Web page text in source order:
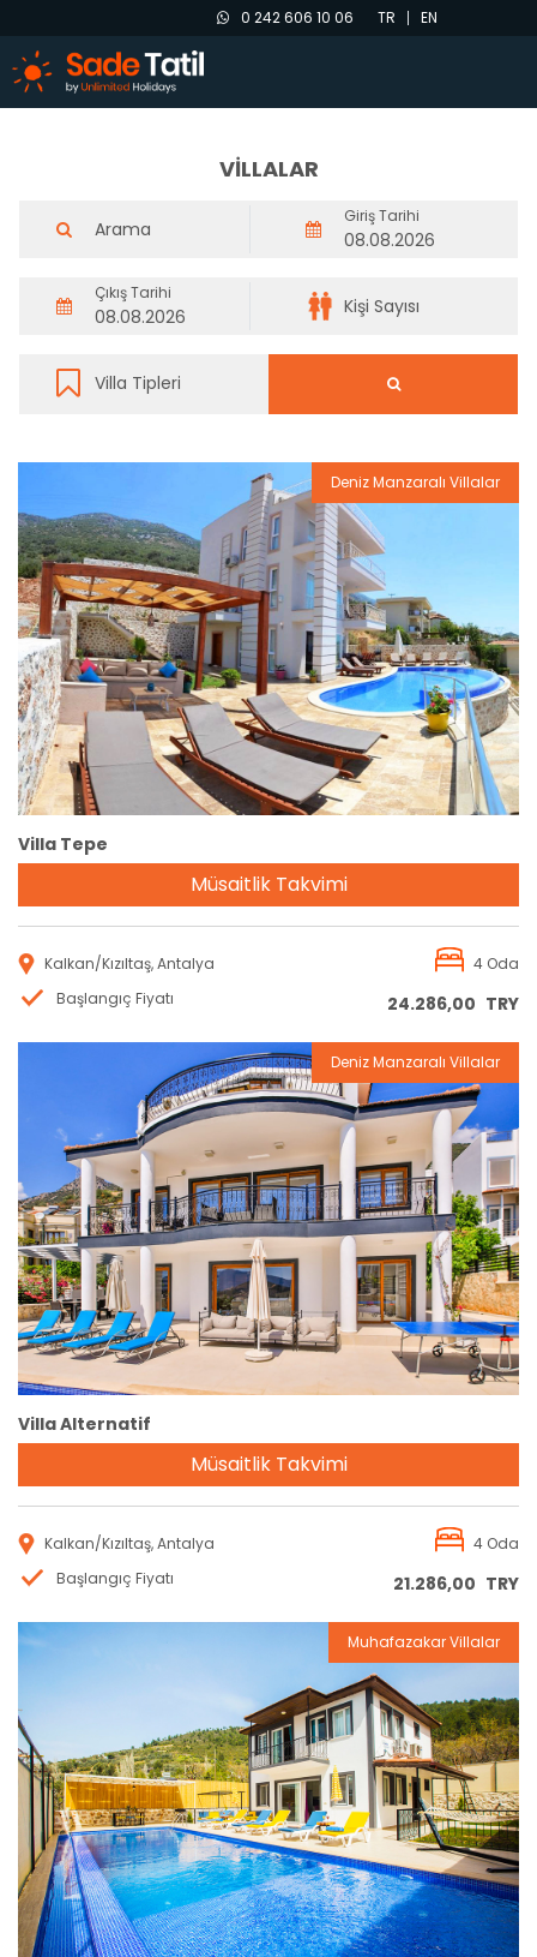
0 242 606 10 06 TR EN
VİLLALAR
Giriş Tarihi
Çıkış Tarihi
Rezervasyon
Deniz Manzaralı Villalar
Villa Tepe
Müsaitlik Takvimi
Kalkan/Kızıltaş, Antalya
4 Oda
Başlangıç Fiyatı
24.286,00 TRY
Rezervasyon
Deniz Manzaralı Villalar
Villa Alternatif
Müsaitlik Takvimi
Kalkan/Kızıltaş, Antalya
4 Oda
Başlangıç Fiyatı
21.286,00 TRY
Rezervasyon
Muhafazakar Villalar